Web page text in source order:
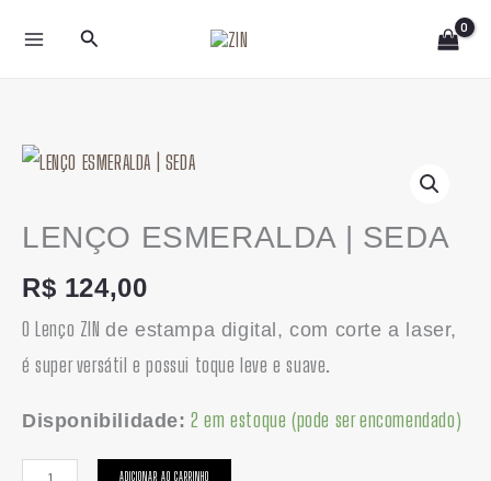
para
Pesquisar
LENÇO ESMERALDA | SEDA
R$ 124,00
O Lenço ZINde estampa digital, com corte a laser,
é super versátil e possui toque leve e suave.
Disponibilidade: 2 em estoque (pode ser encomendado)
LENÇO
|
quantidade
ADICIONAR AO CARRINHO